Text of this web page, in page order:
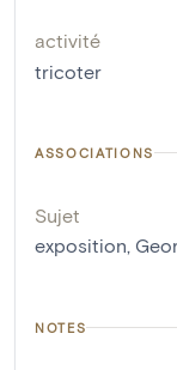
activité
tricoter
ASSOCIATIONS
Sujet
exposition,
NOTES